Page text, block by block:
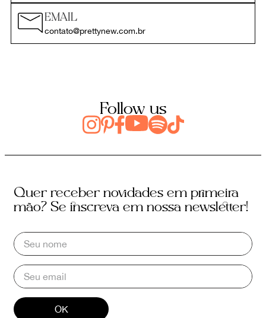
EMAIL
contato@prettynew.com.br
Follow us
Quer receber novidades em primeira
mão? Se inscreva em nossa newsletter!
OK